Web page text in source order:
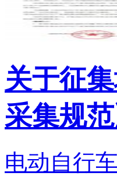
关于征
采集规范
电动自行